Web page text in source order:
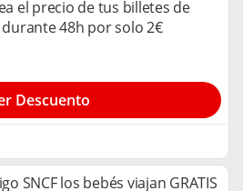
el precio de tus billetes de
48h por solo 2€
Descuento
SNCF los bebés viajan GRATIS